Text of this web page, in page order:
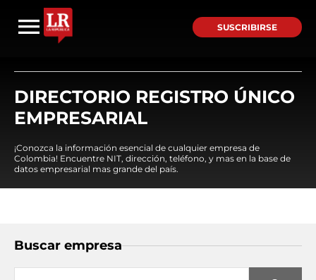
SUSCRIBIRSE
DIRECTORIO REGISTRO ÚNICO
EMPRESARIAL
¡Conozca la información esencial de cualquier empresa de
Colombia! Encuentre NIT, dirección, teléfono, y mas en la base de
datos empresarial mas grande del país.
Buscar empresa